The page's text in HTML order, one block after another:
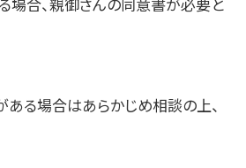
場合、親御さんの同意書が必要と
ある場合はあらかじめ相談の上、